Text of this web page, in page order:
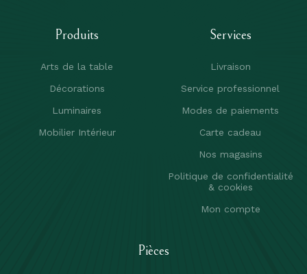
Produits
Arts de la table
Décorations
Luminaires
Mobilier Intérieur
Services
Livraison
Service professionnel
Modes de paiements
Carte cadeau
Nos magasins
Politique de confidentialité
& cookies
Mon compte
Pièces